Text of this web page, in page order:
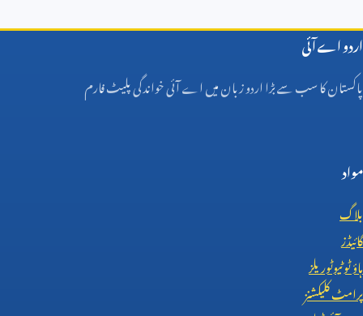
اردو اے آئی
پاکستان کا سب سے بڑا اردو زبان میں اے آئی خواندگی پلیٹ فارم
مواد
بلاگ
گائیڈز
ہاؤ ٹو ٹیوٹوریلز
پرامٹ کلیکشنز